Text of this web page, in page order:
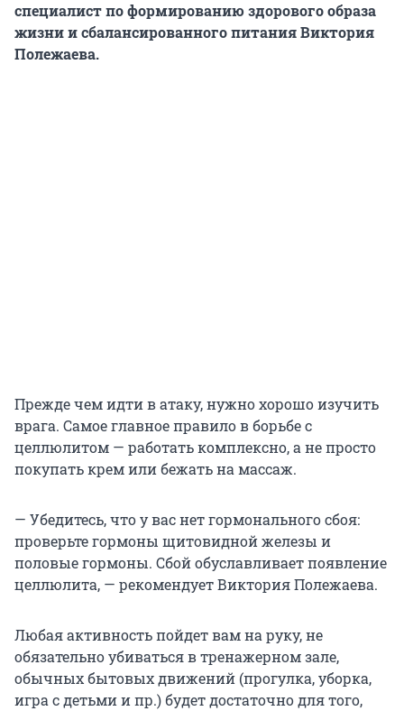
специалист по формированию здорового образа
жизни и сбалансированного питания Виктория
Полежаева.
Прежде чем идти в атаку, нужно хорошо изучить
врага. Самое главное правило в борьбе с
целлюлитом — работать комплексно, а не просто
покупать крем или бежать на массаж.
— Убедитесь, что у вас нет гормонального сбоя:
проверьте гормоны щитовидной железы и
половые гормоны. Сбой обуславливает появление
целлюлита, — рекомендует Виктория Полежаева.
Любая активность пойдет вам на руку, не
обязательно убиваться в тренажерном зале,
обычных бытовых движений (прогулка, уборка,
игра с детьми и пр.) будет достаточно для того,